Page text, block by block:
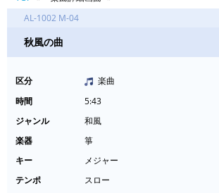
AL-1002 M-04
秋風の曲
区分
楽曲
時間
5:43
ジャンル
和風
楽器
箏
キー
メジャー
テンポ
スロー